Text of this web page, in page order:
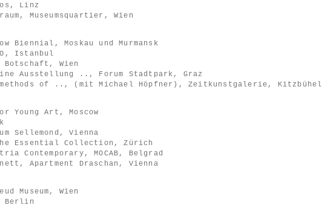
Linz
Museumsquartier, Wien
Biennial, Moskau und Murmansk
Istanbul
Botschaft, Wien
Ausstellung .., Forum Stadtpark, Graz
of .., (mit Michael Höpfner), Zeitkunstgalerie, Kitzbühel
Young Art, Moscow
Sellemond, Vienna
Essential Collection, Zürich
Contemporary, MOCAB, Belgrad
Apartment Draschan, Vienna
Museum, Wien
Berlin